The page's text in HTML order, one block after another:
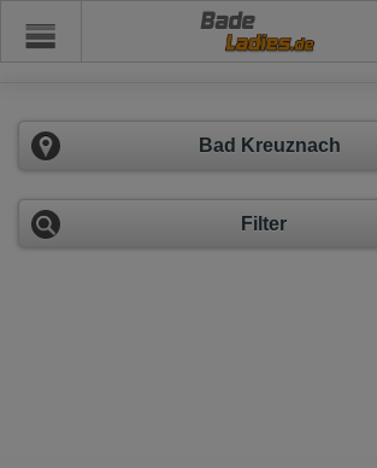
Bade
Bad Kreuznach
Filter